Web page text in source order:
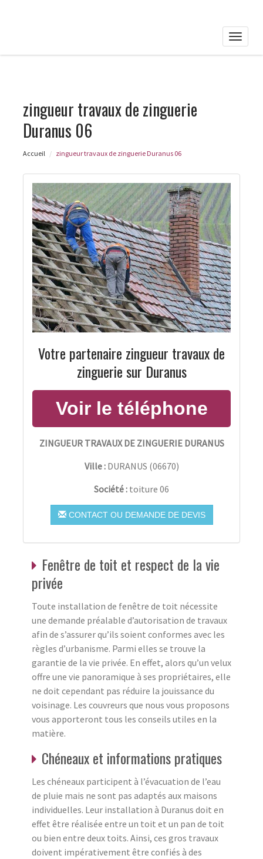
Toggle
zingueur travaux de zinguerie
Duranus 06
Accueil zingueur travaux de zinguerie Duranus 06
Votre partenaire zingueur travaux de
zinguerie sur Duranus
ZINGUEUR TRAVAUX DE ZINGUERIE DURANUS
Ville : DURANUS (06670)
Société : toiture 06
CONTACT OU DEMANDE DE DEVIS
Fenêtre de toit et respect de la vie
privée
Toute installation de fenêtre de toit nécessite
une demande préalable d’autorisation de travaux
afin de s’assurer qu’ils soient conformes avec les
règles d’urbanisme. Parmi elles se trouve la
garantie de la vie privée. En effet, alors qu’un velux
offre une vie panoramique à ses propriétaires, elle
ne doit cependant pas réduire la jouissance du
voisinage. Les couvreurs que nous vous proposons
vous apporteront tous les conseils utiles en la
matière.
Chéneaux et informations pratiques
Les chéneaux participent à l’évacuation de l’eau
de pluie mais ne sont pas adaptés aux maisons
individuelles. Leur installation à Duranus doit en
effet être réalisée entre un toit et un pan de toit
ou bien entre deux toits. Ainsi, ces gros travaux
doivent impérativement être confiés à des